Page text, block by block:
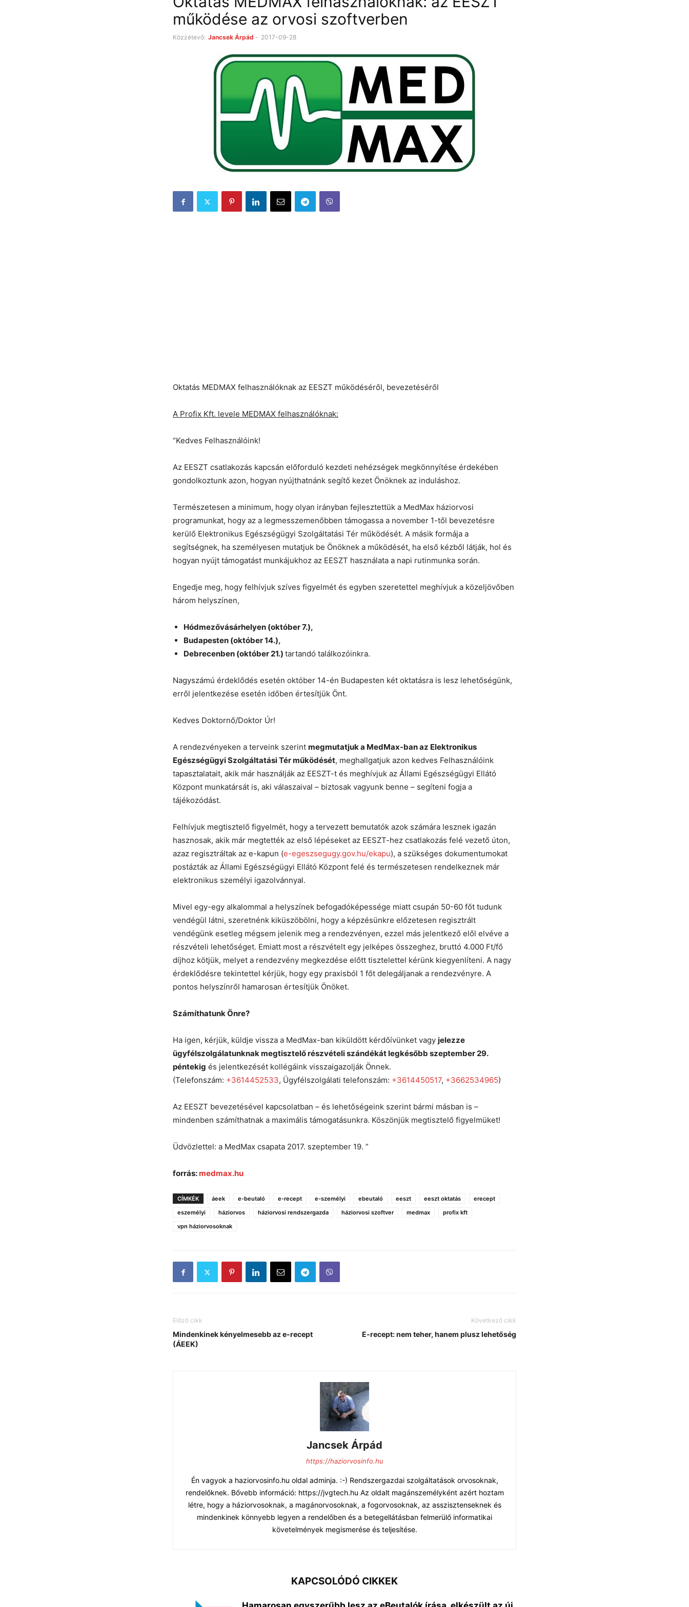
működése az orvosi szoftverben
Közzétevő: Jancsek Árpád - 2017-09-28
Oktatás MEDMAX felhasználóknak az EESZT működéséről, bevezetéséről
A Profix Kft. levele MEDMAX felhasználóknak:
“Kedves Felhasználóink!
Az EESZT csatlakozás kapcsán előforduló kezdeti nehézségek megkönnyítése érdekében
gondolkoztunk azon, hogyan nyújthatnánk segítő kezet Önöknek az induláshoz.
Természetesen a minimum, hogy olyan irányban fejlesztettük a MedMax háziorvosi
programunkat, hogy az a legmesszemenőbben támogassa a november 1-től bevezetésre
kerülő Elektronikus Egészségügyi Szolgáltatási Tér működését. A másik formája a
segítségnek, ha személyesen mutatjuk be Önöknek a működését, ha első kézből látják, hol és
hogyan nyújt támogatást munkájukhoz az EESZT használata a napi rutinmunka során.
Engedje meg, hogy felhívjuk szíves figyelmét és egyben szeretettel meghívjuk a közeljövőben
három helyszínen,
Hódmezővásárhelyen (október 7.),
Budapesten (október 14.),
Debrecenben (október 21.) tartandó találkozóinkra.
Nagyszámú érdeklődés esetén október 14-én Budapesten két oktatásra is lesz lehetőségünk,
erről jelentkezése esetén időben értesítjük Önt.
Kedves Doktornő/Doktor Úr!
A rendezvényeken a terveink szerint megmutatjuk a MedMax-ban az Elektronikus
Egészségügyi Szolgáltatási Tér működését, meghallgatjuk azon kedves Felhasználóink
tapasztalatait, akik már használják az EESZT-t és meghívjuk az Állami Egészségügyi Ellátó
Központ munkatársát is, aki válaszaival – biztosak vagyunk benne – segíteni fogja a
tájékozódást.
Felhívjuk megtisztelő figyelmét, hogy a tervezett bemutatók azok számára lesznek igazán
hasznosak, akik már megtették az első lépéseket az EESZT-hez csatlakozás felé vezető úton,
azaz regisztráltak az e-kapun (e-egeszsegugy.gov.hu/ekapu), a szükséges dokumentumokat
postázták az Állami Egészségügyi Ellátó Központ felé és természetesen rendelkeznek már
elektronikus személyi igazolvánnyal.
Mivel egy-egy alkalommal a helyszínek befogadóképessége miatt csupán 50-60 főt tudunk
vendégül látni, szeretnénk kiküszöbölni, hogy a képzésünkre előzetesen regisztrált
vendégünk esetleg mégsem jelenik meg a rendezvényen, ezzel más jelentkező elől elvéve a
részvételi lehetőséget. Emiatt most a részvételt egy jelképes összeghez, bruttó 4.000 Ft/fő
díjhoz kötjük, melyet a rendezvény megkezdése előtt tisztelettel kérünk kiegyenlíteni. A nagy
érdeklődésre tekintettel kérjük, hogy egy praxisból 1 főt delegáljanak a rendezvényre. A
pontos helyszínről hamarosan értesítjük Önöket.
Számíthatunk Önre?
Ha igen, kérjük, küldje vissza a MedMax-ban kiküldött kérdőívünket vagy jelezze
ügyfélszolgálatunknak megtisztelő részvételi szándékát legkésőbb szeptember 29.
péntekig és jelentkezését kollégáink visszaigazolják Önnek.
(Telefonszám: +3614452533, Ügyfélszolgálati telefonszám: +3614450517, +3662534965)
Az EESZT bevezetésével kapcsolatban – és lehetőségeink szerint bármi másban is –
mindenben számíthatnak a maximális támogatásunkra. Köszönjük megtisztelő figyelmüket!
Üdvözlettel: a MedMax csapata 2017. szeptember 19. ”
forrás: medmax.hu
CÍMKÉK áeek e-beutaló e-recept e-személyi ebeutaló eeszt eeszt oktatás
erecept
eszemélyi
háziorvos háziorvosi rendszergazda háziorvosi szoftver medmax
profix kft
vpn háziorvosoknak
Előző cikk
Mindenkinek kényelmesebb az e-recept
(ÁEEK)
Következő cikk
E-recept: nem teher, hanem plusz lehetőség
Jancsek Árpád
https://haziorvosinfo.hu
Én vagyok a haziorvosinfo.hu oldal adminja. :-) Rendszergazdai szolgáltatások orvosoknak,
rendelőknek. Bővebb információ: https://jvgtech.hu Az oldalt magánszemélyként azért hoztam
létre, hogy a háziorvosoknak, a magánorvosoknak, a fogorvosoknak, az asszisztenseknek és
mindenkinek könnyebb legyen a rendelőben és a betegellátásban felmerülő informatikai
követelmények megismerése és teljesítése.
KAPCSOLÓDÓ CIKKEK